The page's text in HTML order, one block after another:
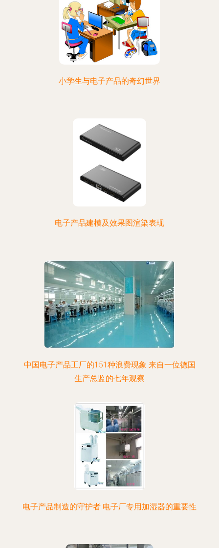
小学生与电子产品的奇幻世界
电子产品建模及效果图渲染表现
中国电子产品工厂的151种浪费现象 来自一位德国
生产总监的七年观察
电子产品制造的守护者 电子厂专用加湿器的重要性